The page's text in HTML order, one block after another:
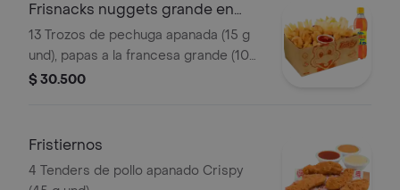
Frisnacks nuggets grande en
caja
13 Trozos de pechuga apanada (15 g
und), papas a la francesa grande (100
g), gaseosa (400 ml)
$ 30.500
Fristiernos
4 Tenders de pollo apanado Crispy